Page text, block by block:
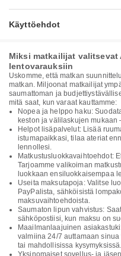
Käyttöehdot
Miksi matkailijat valitsevat
lentovarauksiin
Uskomme, että matkan
matkan. Miljoonat matkailijat
saumattoman ja
mitä saat, kun varaat kauttamme:
Nopea ja helppo haku:
keston ja välilaskujen
Helpot lisäpalvelut: Lisää
istumapaikkasi, tilaa ateriat
lennollesi.
Matkustusluokkavaihtoehdot:
Tarjoamme valikoiman
luokkaan ensiluokkaisempaa
Useita maksutapoja: Valitse
PayPalista, sähköisistä
maksuvaihtoehdoista.
Saumaton lipun vahvistus:
sähköpostiisi, kun maksu on
Maailmanlaajuinen
valmiina 24/7 auttamaan
tai mahdollisissa kysymyksissä.
Yksinomaiset sovellus- ja